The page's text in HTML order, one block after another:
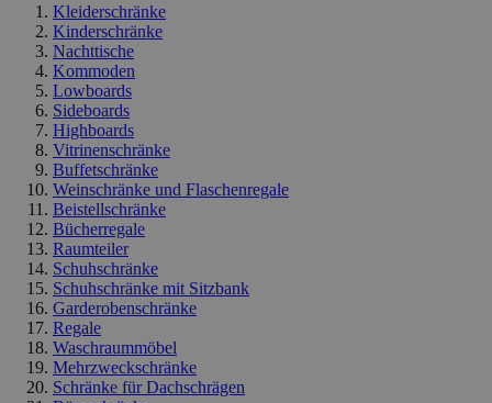
Kleiderschränke
Kinderschränke
Nachttische
Kommoden
Lowboards
Sideboards
Highboards
Vitrinenschränke
Buffetschränke
Weinschränke und Flaschenregale
Beistellschränke
Bücherregale
Raumteiler
Schuhschränke
Schuhschränke mit Sitzbank
Garderobenschränke
Regale
Waschraummöbel
Mehrzweckschränke
Schränke für Dachschrägen